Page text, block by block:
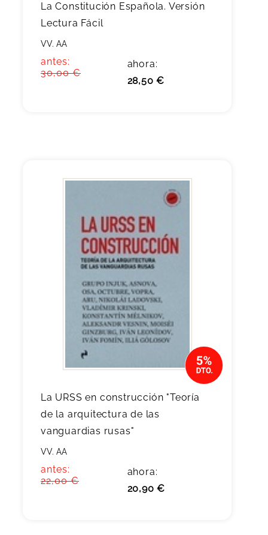
La Constitución Española. Versión
Lectura Fácil
VV. AA
antes:
30,00 €
ahora:
28,50 €
La URSS en construcción "Teoría
de la arquitectura de las
vanguardias rusas"
VV. AA
antes:
22,00 €
ahora:
20,90 €